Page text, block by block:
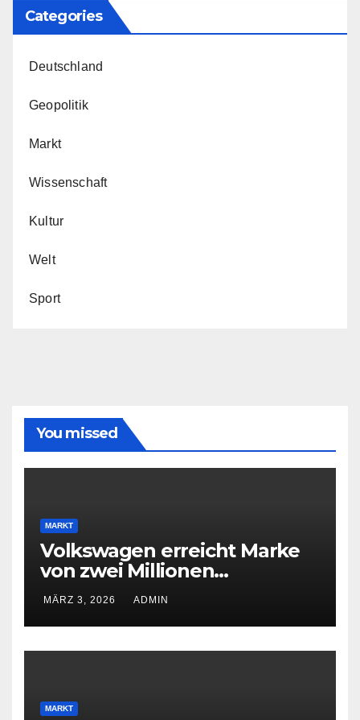
Categories
Deutschland
Geopolitik
Markt
Wissenschaft
Kultur
Welt
Sport
You missed
MARKT
Volkswagen erreicht Marke
von zwei Millionen
Elektroautos
MÄRZ 3, 2026 ADMIN
MARKT